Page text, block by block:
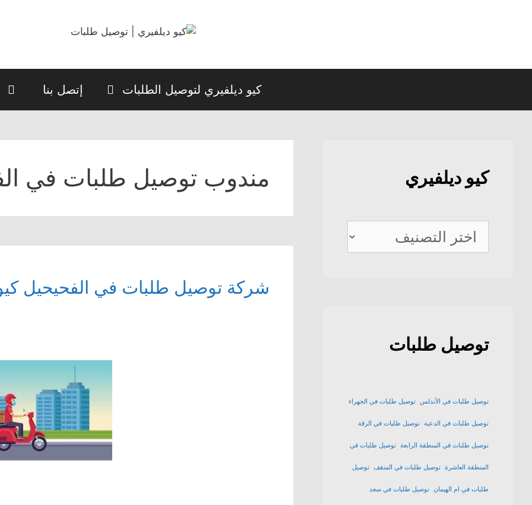
كيو ديلفيري لتوصيل الطلبات إتصل بنا
مندوب توصيل طلبات في
شركة توصيل طلبات في الفحيحيل
كيو ديلفيري
كيو
ديلفيري
توصيل طلبات
توصيل طلبات في الأندلس توصيل طلبات في الجهراء
توصيل طلبات في الدعية توصيل طلبات في الرقة
توصيل طلبات في المنطقة الرابعة توصيل طلبات في
المنطقة العاشرة توصيل طلبات في المنقف توصيل
طلبات في ام الهيمان توصيل طلبات في سعد